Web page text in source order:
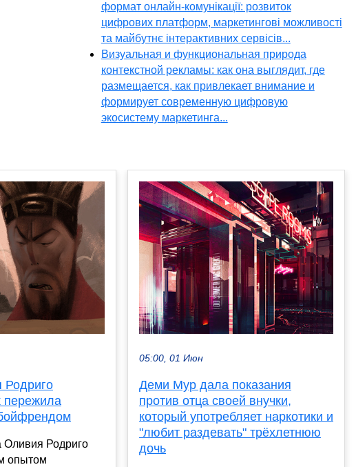
формат онлайн-комунікації: розвиток
цифрових платформ, маркетингові можливості
та майбутнє інтерактивних сервісів...
Визуальная и функциональная природа
контекстной рекламы: как она выглядит, где
размещается, как привлекает внимание и
формирует современную цифровую
экосистему маркетинга...
Родриго
пережила
Оливия Родриго
опытом
05:00, 01 Июн
Деми Мур дала показания
против отца своей внучки,
который употребляет наркотики и
"любит раздевать" трёхлетнюю
дочь